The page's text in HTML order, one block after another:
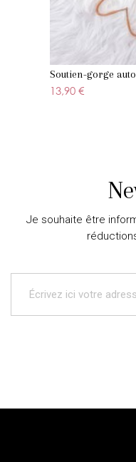
Soutien-gorge
13,90 €
Je souhaite être